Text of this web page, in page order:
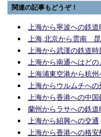
関連の記事もどうぞ！
上海から寧波への鉄
上海,北京から雲南
上海から武漢の鉄道
上海から南通へはど
上海浦東空港から杭
上海からウルムチへ
上海から香港への中国
蘭州からラサへの鉄道
上海から紹興への交通
上海から香港への格